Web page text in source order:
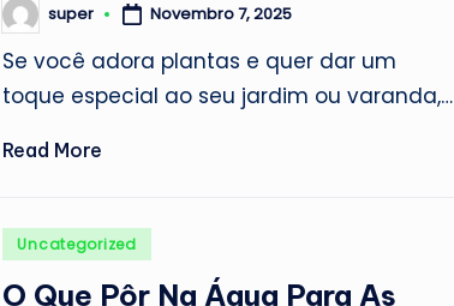
Posted
by
super Novembro 7, 2025
Se você adora plantas e quer dar um
toque especial ao seu jardim ou varanda,…
Read More
Posted
Uncategorized
O Que Pôr Na Água Para As